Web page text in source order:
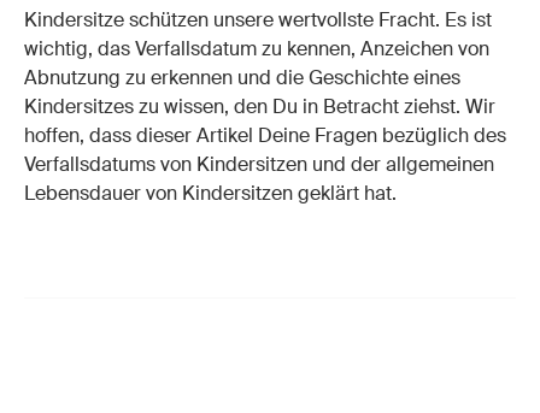
Kindersitze schützen unsere wertvollste Fracht. Es ist
wichtig, das Verfallsdatum zu kennen, Anzeichen von
Abnutzung zu erkennen und die Geschichte eines
Kindersitzes zu wissen, den Du in Betracht ziehst. Wir
hoffen, dass dieser Artikel Deine Fragen bezüglich des
Verfallsdatums von Kindersitzen und der allgemeinen
Lebensdauer von Kindersitzen geklärt hat.